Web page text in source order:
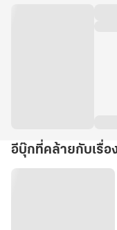
อีบุ๊กที่คล้ายกับเรื่อ